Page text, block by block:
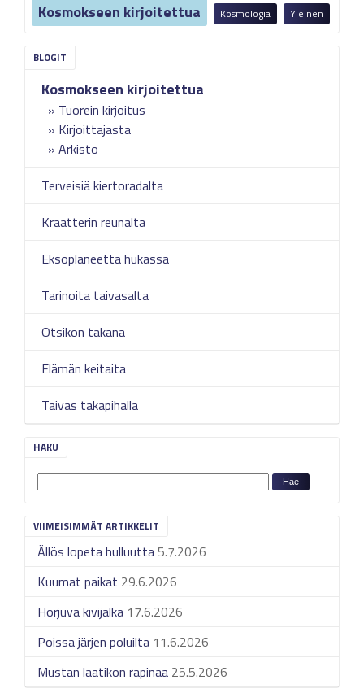
Kosmokseen kirjoitettua Kosmologia Yleinen
Kosmokseen kirjoitettua
Tuorein kirjoitus
Kirjoittajasta
Arkisto
Terveisiä kiertoradalta
Kraatterin reunalta
Eksoplaneetta hukassa
Tarinoita taivasalta
Otsikon takana
Elämän keitaita
Taivas takapihalla
HAKU
VIIMEISIMMÄT ARTIKKELIT
Ällös lopeta hulluutta5.7.2026
Kuumat paikat 29.6.2026
Horjuva kivijalka 17.6.2026
Poissa järjen poluilta 11.6.2026
Mustan laatikon rapinaa 25.5.2026